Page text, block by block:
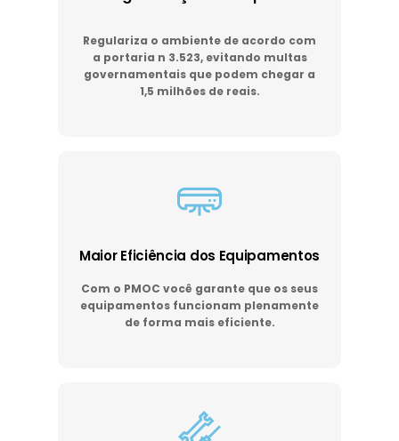
Regulariza o ambiente de acordo com
a portaria n 3.523, evitando multas
governamentais que podem chegar a
1,5 milhões de reais.
Maior Eficiência dos Equipamentos
Com o PMOC você garante que os seus
equipamentos funcionam plenamente
de forma mais eficiente.